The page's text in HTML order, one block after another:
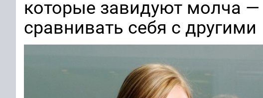
которые завидуют молча —
сравнивать себя с другими